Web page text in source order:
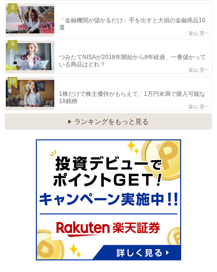
8
「金融機関が儲かるだけ」手を出すと大損の金融商品10
選
畠山 憲一
9
つみたてNISAが2018年開始から8年経過、一番儲かって
いる商品はどれ？
畠山 憲一
10
1株だけで株主優待がもらえて、1万円未満で購入可能な
18銘柄
畠山 憲一
ランキングをもっと見る